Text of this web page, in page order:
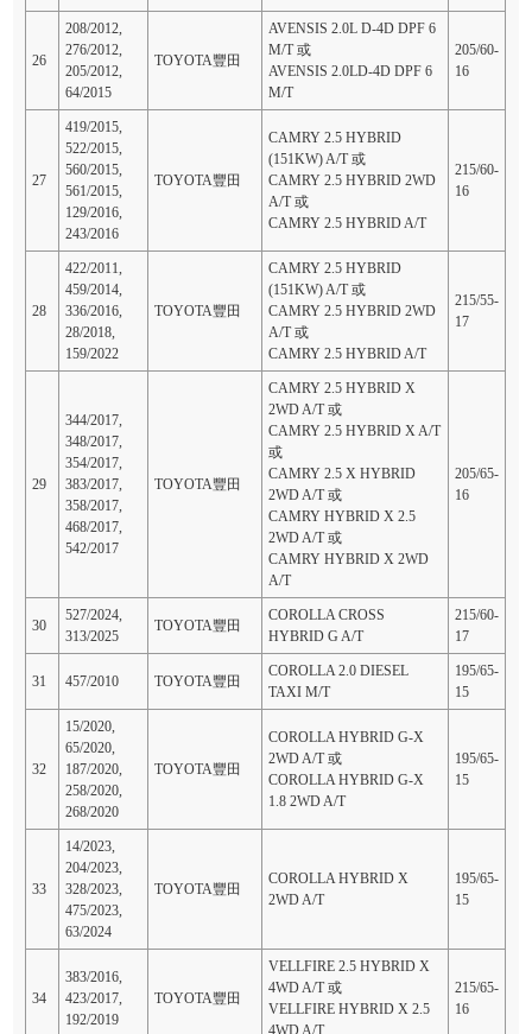
26
208/2012,
276/2012,
205/2012,
64/2015
TOYOTA豐田
AVENSIS 2.0L D-4D DPF 6
M/T 或
AVENSIS 2.0LD-4D DPF 6
M/T
205/60-
16
27
419/2015,
522/2015,
560/2015,
561/2015,
129/2016,
243/2016
TOYOTA豐田
CAMRY 2.5 HYBRID
(151KW) A/T 或
CAMRY 2.5 HYBRID 2WD
A/T 或
CAMRY 2.5 HYBRID A/T
215/60-
16
28
422/2011,
459/2014,
336/2016,
28/2018,
159/2022
TOYOTA豐田
CAMRY 2.5 HYBRID
(151KW) A/T 或
CAMRY 2.5 HYBRID 2WD
A/T 或
CAMRY 2.5 HYBRID A/T
215/55-
17
29
344/2017,
348/2017,
354/2017,
383/2017,
358/2017,
468/2017,
542/2017
TOYOTA豐田
CAMRY 2.5 HYBRID X
2WD A/T 或
CAMRY 2.5 HYBRID X A/T
或
CAMRY 2.5 X HYBRID
2WD A/T 或
CAMRY HYBRID X 2.5
2WD A/T 或
CAMRY HYBRID X 2WD
A/T
205/65-
16
30
527/2024,
313/2025
TOYOTA豐田
COROLLA CROSS
HYBRID G A/T
215/60-
17
31 457/2010 TOYOTA豐田
COROLLA 2.0 DIESEL
TAXI M/T
195/65-
15
32
15/2020,
65/2020,
187/2020,
258/2020,
268/2020
TOYOTA豐田
COROLLA HYBRID G-X
2WD A/T 或
COROLLA HYBRID G-X
1.8 2WD A/T
195/65-
15
33
14/2023,
204/2023,
328/2023,
475/2023,
63/2024
TOYOTA豐田
COROLLA HYBRID X
2WD A/T
195/65-
15
34
383/2016,
423/2017,
192/2019
TOYOTA豐田
VELLFIRE 2.5 HYBRID X
4WD A/T 或
VELLFIRE HYBRID X 2.5
4WD A/T
215/65-
16